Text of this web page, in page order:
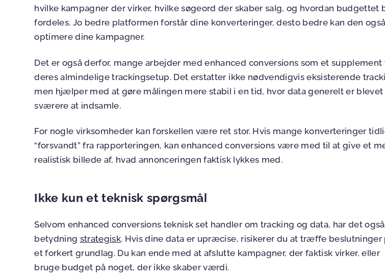
hvilke kampagner der virker, hvilke søgeord der skaber salg, og hvordan budgettet
fordeles. Jo bedre platformen forstår dine konverteringer, desto bedre kan den også
optimere dine kampagner.
Det er også derfor, mange arbejder med enhanced conversions som et supplement
deres almindelige trackingsetup. Det erstatter ikke nødvendigvis eksisterende
men hjælper med at gøre målingen mere stabil i en tid, hvor data generelt er blevet
sværere at indsamle.
For nogle virksomheder kan forskellen være ret stor. Hvis mange konverteringer
“forsvandt” fra rapporteringen, kan enhanced conversions være med til at give et
realistisk billede af, hvad annonceringen faktisk lykkes med.
Ikke kun et teknisk spørgsmål
Selvom enhanced conversions teknisk set handler om tracking og data, har det også
betydning strategisk. Hvis dine data er upræcise, risikerer du at træffe beslutninger
et forkert grundlag. Du kan ende med at afslutte kampagner, der faktisk virker, eller
bruge budget på noget, der ikke skaber værdi.